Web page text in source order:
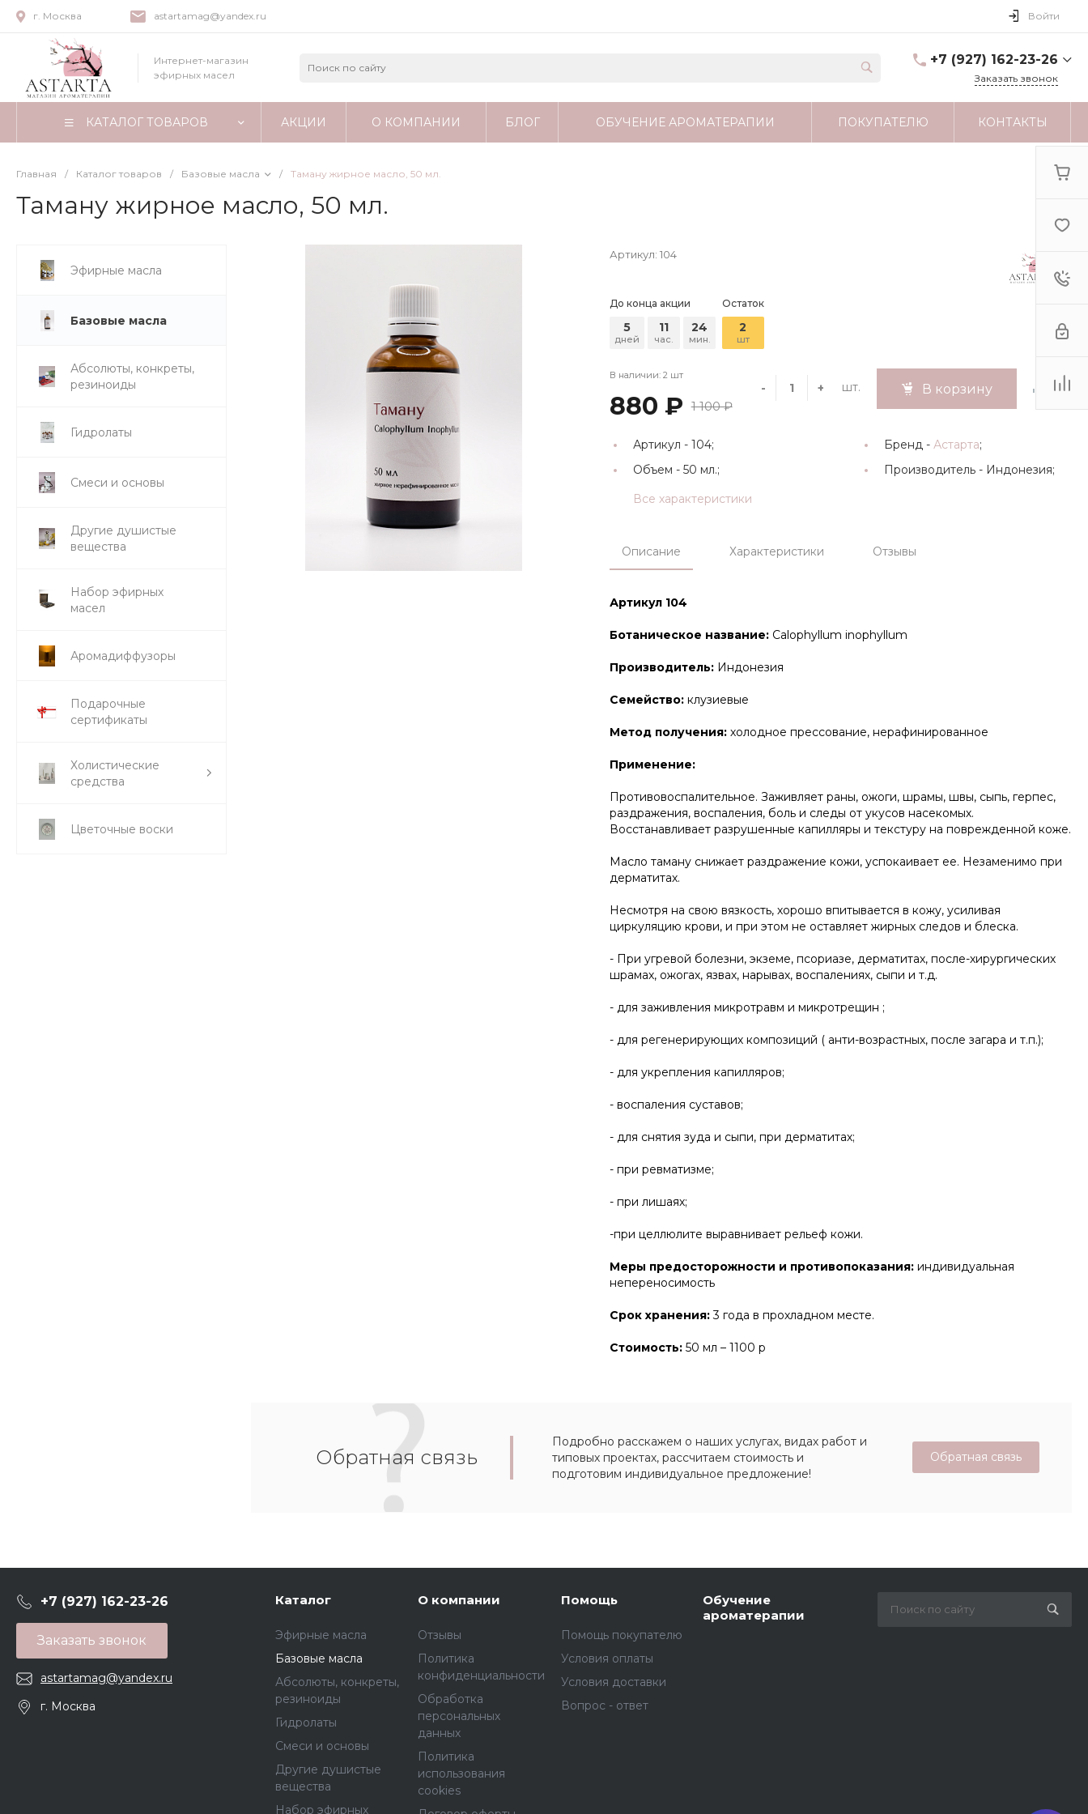
г. Москва astartamag@yandex.ru Войти
Интернет-магазин
эфирных масел
+7 (927) 162-23-26
astartamag@yandex.ru
Заказать звонок
КАТАЛОГ ТОВАРОВ АКЦИИ О КОМПАНИИ БЛОГ ОБУЧЕНИЕ АРОМАТЕРАПИИ ПОКУПАТЕЛЮ КОНТАКТЫ
Главная / Каталог товаров / Базовые масла / Таману жирное масло, 50 мл.
Таману жирное масло, 50 мл.
Эфирные масла
Базовые масла
Абсолюты, конкреты,
резиноиды
Гидролаты
Смеси и основы
Другие душистые
вещества
Набор эфирных
масел
Аромадиффузоры
Подарочные
сертификаты
Холистические
средства
Цветочные воски
Артикул: 104
До конца акции
5
дней
11
час.
24
мин.
Остаток
2
шт
В наличии: 2 шт
880 ₽ 1 100 ₽
- + шт. В корзину
Артикул - 104; Бренд -Астарта;
Объем - 50 мл.; Производитель - Индонезия;
Все характеристики
Описание Характеристики Отзывы
Артикул 104
Ботаническое название: Calophyllum inophyllum
Производитель: Индонезия
Семейство: клузиевые
Метод получения: холодное прессование, нерафинированное
Применение:
Противовоспалительное. Заживляет раны, ожоги, шрамы, швы, сыпь, герпес,
раздражения, воспаления, боль и следы от укусов насекомых.
Восстанавливает разрушенные капилляры и текстуру на поврежденной коже.
Масло таману снижает раздражение кожи, успокаивает ее. Незаменимо при
дерматитах.
Несмотря на свою вязкость, хорошо впитывается в кожу, усиливая
циркуляцию крови, и при этом не оставляет жирных следов и блеска.
- При угревой болезни, экземе, псориазе, дерматитах, после-хирургических
шрамах, ожогах, язвах, нарывах, воспалениях, сыпи и т.д.
- для заживления микротравм и микротрещин ;
- для регенерирующих композиций ( анти-возрастных, после загара и т.п.);
- для укрепления капилляров;
- воспаления суставов;
- для снятия зуда и сыпи, при дерматитах;
- при ревматизме;
- при лишаях;
-при целлюлите выравнивает рельеф кожи.
Меры предосторожности и противопоказания: индивидуальная
непереносимость
Срок хранения:3 года в прохладном месте.
Стоимость: 50 мл – 1100 р
Обратная связь
Подробно расскажем о наших услугах, видах работ и
типовых проектах, рассчитаем стоимость и
подготовим индивидуальное предложение!
Обратная связь
+7 (927) 162-23-26
Заказать звонок
astartamag@yandex.ru
г. Москва
Каталог
Эфирные масла
Базовые масла
Абсолюты, конкреты,
резиноиды
Гидролаты
Смеси и основы
Другие душистые
вещества
Набор эфирных
О компании
Отзывы
Политика
конфиденциальности
Обработка
персональных
данных
Политика
использования
cookies
Помощь
Помощь покупателю
Условия оплаты
Условия доставки
Вопрос - ответ
Обучение
ароматерапии